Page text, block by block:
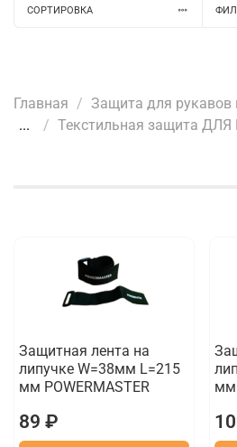
СОРТИРОВКА
Главная
Защита для рукавов
...
Текстильная защита ДЛЯ
Защитная лента на
липучке W=38мм L=215
мм POWERMASTER
89 ₽
мм